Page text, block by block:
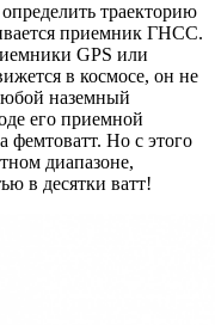
траекторию
приемник ГНСС.
GPS или
в космосе, он не
наземный
его приемной
фемтоватт. Но с этого
диапазоне,
в десятки ватт!